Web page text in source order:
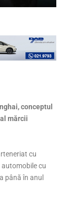
conceptul
mărcii
cu
automobile cu
până în anul